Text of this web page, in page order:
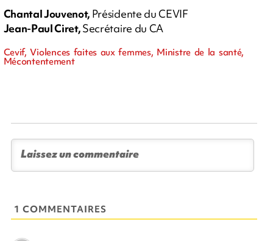
Chantal Jouvenot, Présidente du CEVIF
Jean-Paul Ciret,Secrétaire du CA
Cevif, Violences faites aux femmes, Ministre de la santé,
Mécontentement
1 COMMENTAIRES